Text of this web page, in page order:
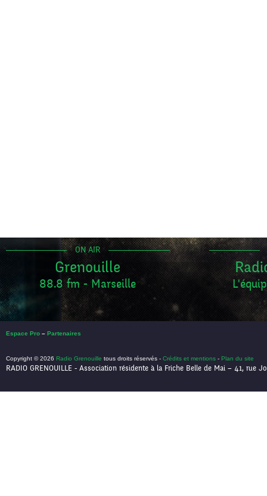
ON AIR
Grenouille
88.8 fm - Marseille
Espace Pro – Partenaires
Copyright © 2026 Radio Grenouille tous droits réservés - Crédits et mentions - Plan du site
RADIO GRENOUILLE - Association résidente à la Friche Belle de Mai – 41, rue